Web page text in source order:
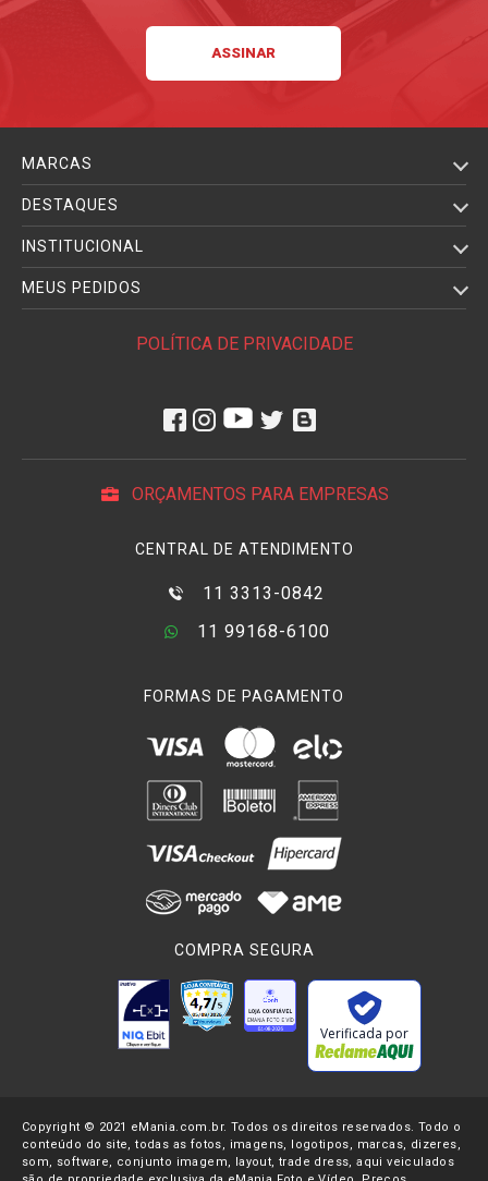
MARCAS
DESTAQUES
INSTITUCIONAL
MEUS PEDIDOS
POLÍTICA DE PRIVACIDADE
ORÇAMENTOS PARA EMPRESAS
CENTRAL DE ATENDIMENTO
11 3313-0842
11 99168-6100
FORMAS DE PAGAMENTO
COMPRA SEGURA
Verificada por
Copyright © 2021 eMania.com.br. Todos os direitos reservados. Todo o
conteúdo do site, todas as fotos, imagens, logotipos, marcas, dizeres,
som, software, conjunto imagem, layout, trade dress, aqui veiculados